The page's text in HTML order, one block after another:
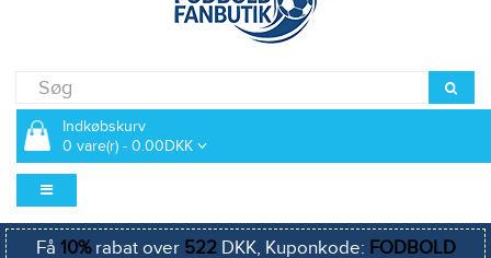
Indkøbskurv
0 vare(r) - 0.00DKK
Få 10%rabat over 522DKK, Kuponkode: FODBOLD